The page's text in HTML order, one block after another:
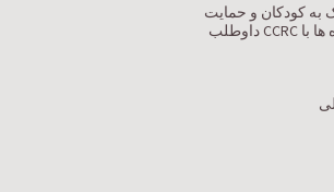
به کودکان و حمایت
از خانواده ها با CCRC داوطلب